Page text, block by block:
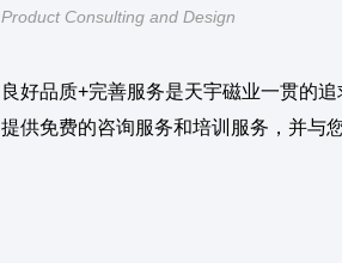
Product Consulting and Design
良好品质+完善服务是天宇磁业一贯的
提供免费的咨询服务和培训服务，并与